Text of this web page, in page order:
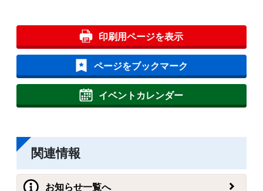
印刷用ページを表示
ページをブックマーク
イベントカレンダー
関連情報
お知らせ一覧へ